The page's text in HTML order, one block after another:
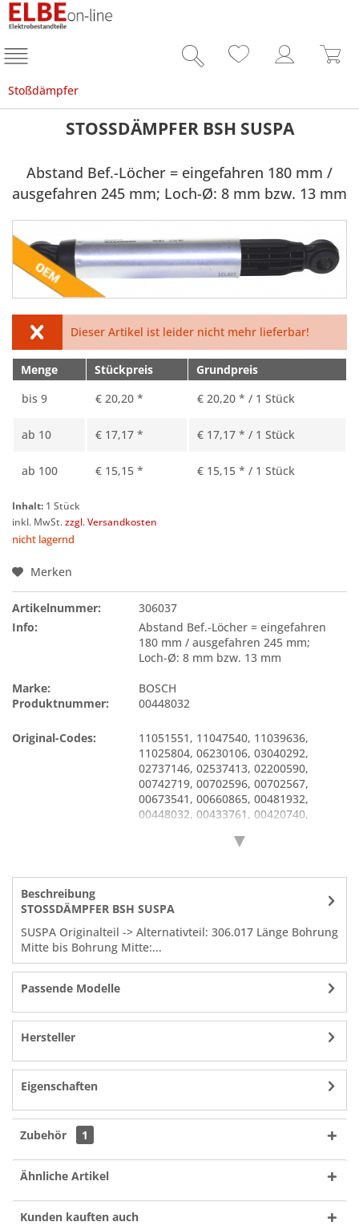
Stoßdämpfer
STOSSDÄMPFER BSH SUSPA
Abstand Bef.-Löcher = eingefahren 180 mm /
ausgefahren 245 mm; Loch-Ø: 8 mm bzw. 13 mm
Dieser Artikel ist leider nicht mehr lieferbar!
Menge Stückpreis
Grundpreis
bis 9 € 20,20 * € 20,20 * / 1 Stück
ab 10 € 17,17 * € 17,17 * / 1 Stück
ab 100 € 15,15 * € 15,15 * / 1 Stück
Inhalt: 1 Stück
inkl. MwSt.zzgl. Versandkosten
nicht lagernd
Merken
Artikelnummer:
306037
Info:
Abstand Bef.-Löcher = eingefahren
180 mm / ausgefahren 245 mm;
Loch-Ø: 8 mm bzw. 13 mm
Marke:
BOSCH
Produktnummer:
00448032
Original-Codes: 11051551 , 11047540, 11039636,
11025804,06230106,03040292,
02737146,02537413,02200590,
00742719,00702596,00702567,
00673541 ,00660865,00481932,
00448032,00433761 ,00420740,
00172688
9000727543
▼
Beschreibung
STOSSDÄMPFER BSH SUSPA
SUSPA Originalteil -> Alternativteil: 306.017 Länge Bohrung
Mitte bis Bohrung Mitte:...
Passende Modelle
Hersteller
Eigenschaften
Zubehör 1
Ähnliche Artikel
Kunden kauften auch